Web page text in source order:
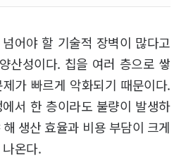
어야 할 기술적 장벽이 많다고
산성이다. 칩을 여러 층으로 쌓
가 빠르게 악화되기 때문이다.
서 한 층이라도 불량이 발생하
생산 효율과 비용 부담이 크게
온다.